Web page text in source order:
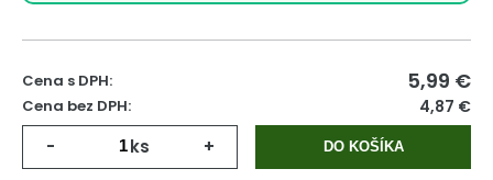
Cena s DPH: 5,99 €
Cena bez DPH: 4,87 €
- ks + DO KOŠÍKA